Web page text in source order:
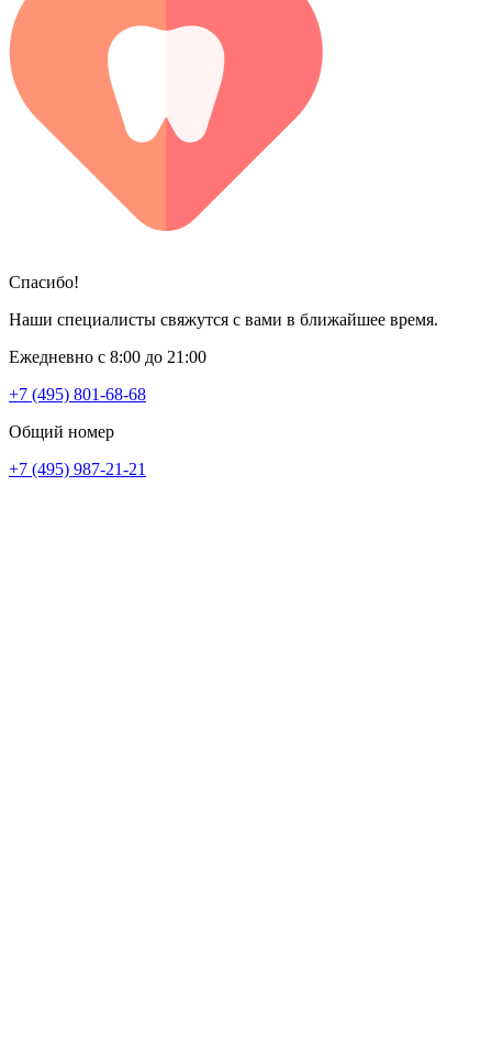
Спасибо!
Наши специалисты свяжутся с вами в ближайшее время.
Ежедневно с 8:00 до 21:00
+7 (495) 801-68-68
Общий номер
+7 (495) 987-21-21